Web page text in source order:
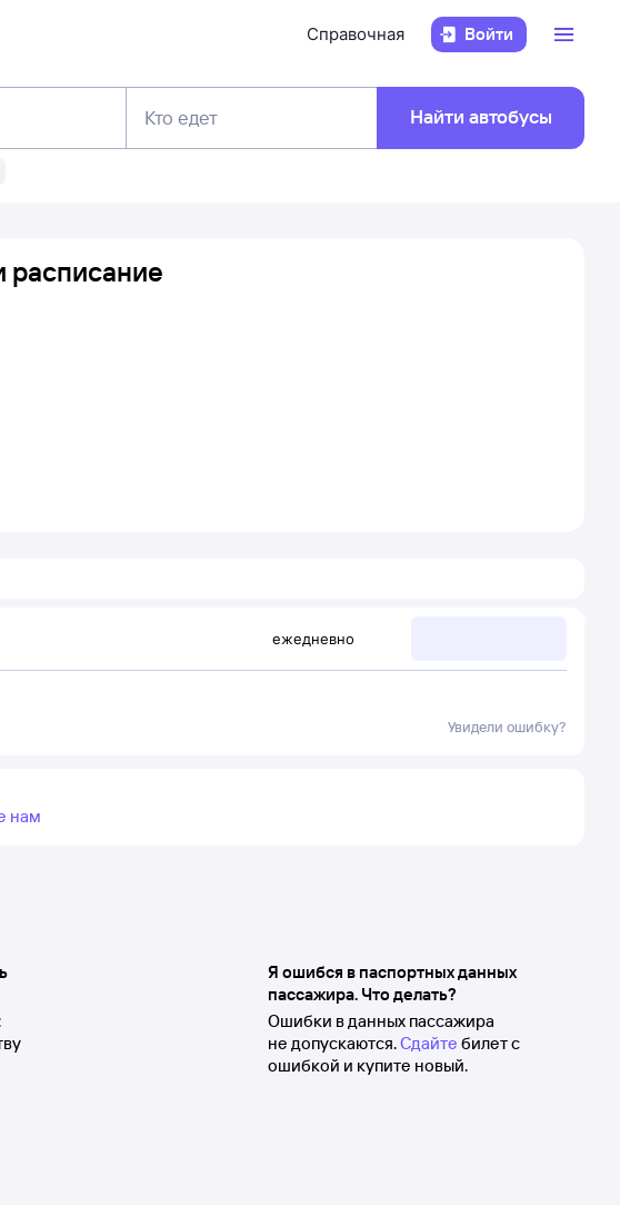
Справочная Войти
Кто едет Найти автобусы
расписание
ежедневно
Увидели ошибку?
нам
Я ошибся в паспортных данных
пассажира. Что делать?
Ошибки в данных пассажира
не допускаются.Сдайте билет с
ошибкой и купите новый.